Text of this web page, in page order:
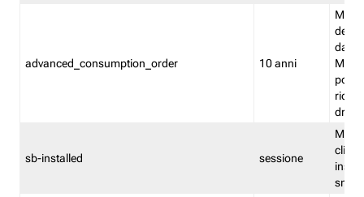
advanced_consumption_order 10 anni
delle
sb-installed sessione